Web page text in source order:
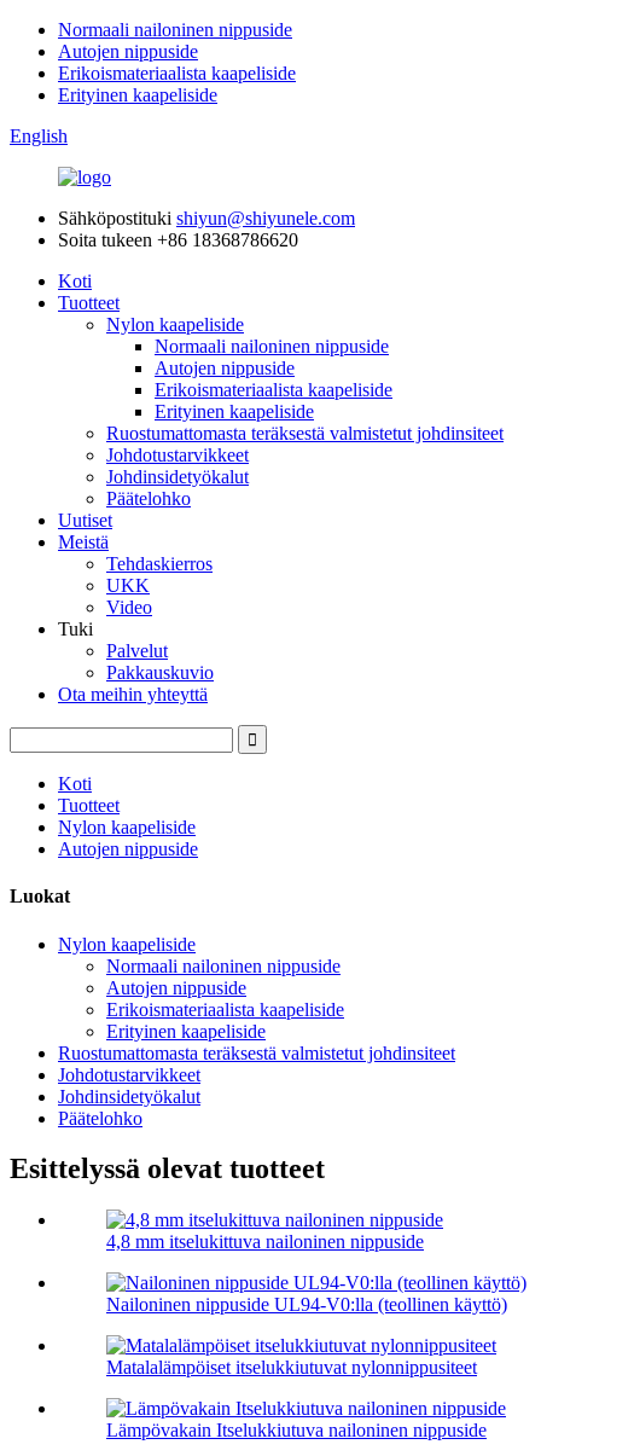
Normaali nailoninen nippuside
Autojen nippuside
Erikoismateriaalista kaapeliside
Erityinen kaapeliside
English
Sähköpostituki shiyun@shiyunele.com
Soita tukeen +86 18368786620
Koti
Tuotteet
Nylon kaapeliside
Normaali nailoninen nippuside
Autojen nippuside
Erikoismateriaalista kaapeliside
Erityinen kaapeliside
Ruostumattomasta teräksestä valmistetut johdinsiteet
Johdotustarvikkeet
Johdinsidetyökalut
Päätelohko
Uutiset
Meistä
Tehdaskierros
UKK
Video
Tuki
Palvelut
Pakkauskuvio
Ota meihin yhteyttä
Koti
Tuotteet
Nylon kaapeliside
Autojen nippuside
Luokat
Nylon kaapeliside
Normaali nailoninen nippuside
Autojen nippuside
Erikoismateriaalista kaapeliside
Erityinen kaapeliside
Ruostumattomasta teräksestä valmistetut johdinsiteet
Johdotustarvikkeet
Johdinsidetyökalut
Päätelohko
Esittelyssä olevat tuotteet
4,8 mm itselukittuva nailoninen nippuside
Nailoninen nippuside UL94-V0:lla (teollinen käyttö)
Matalalämpöiset itselukkiutuvat nylonnippusiteet
Lämpövakain Itselukkiutuva nailoninen nippuside